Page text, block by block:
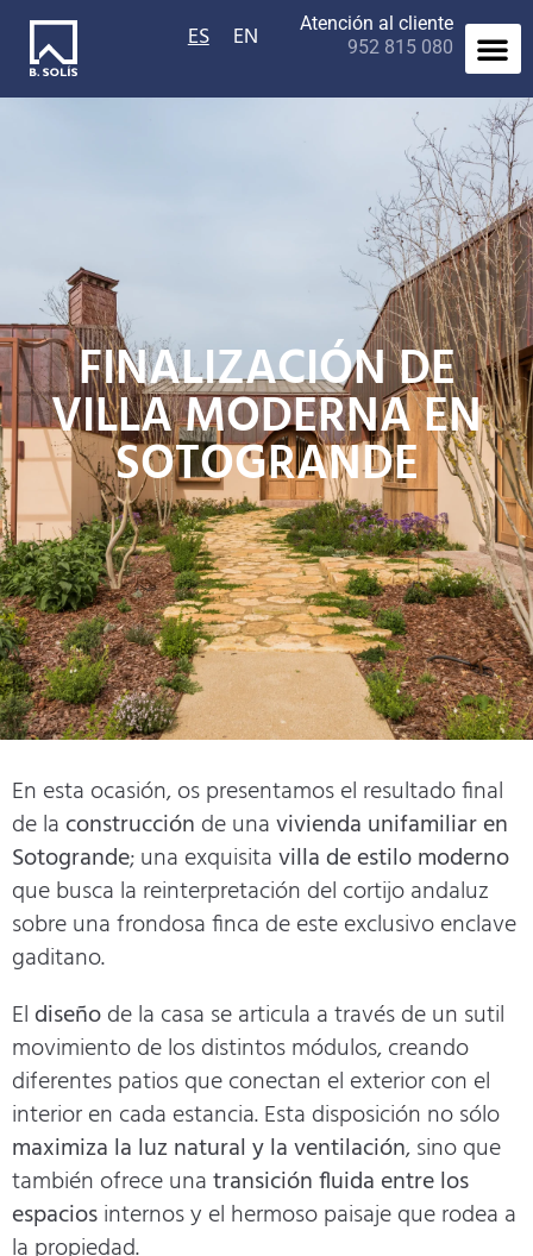
ES EN
Atención al cliente
952 815 080
FINALIZACIÓN DE
VILLA MODERNA EN
SOTOGRANDE
En esta ocasión, os presentamos el resultado final
de la construcción de unavivienda unifamiliar en
Sotogrande; una exquisitavilla de estilo moderno
que busca la reinterpretación del cortijo andaluz
sobre una frondosa finca de este exclusivo enclave
gaditano.
El diseñode la casa se articula a través de un sutil
movimiento de los distintos módulos, creando
diferentes patios que conectan el exterior con el
interior en cada estancia. Esta disposición no sólo
maximiza la luz natural y la ventilación, sino que
también ofrece unatransición fluida entre los
espaciosinternos y el hermoso paisaje que rodea a